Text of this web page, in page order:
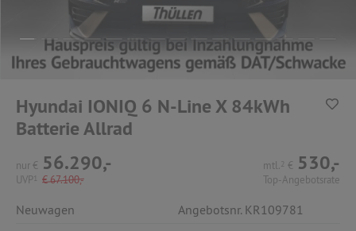
Hyundai IONIQ 6 N-Line X 84kWh
Batterie Allrad
nur € 56.290,-
UVP 1 €67.100,-
mtl. 2 € 530,-
Top-Angebotsrate
Neuwagen
Angebotsnr. KR109781